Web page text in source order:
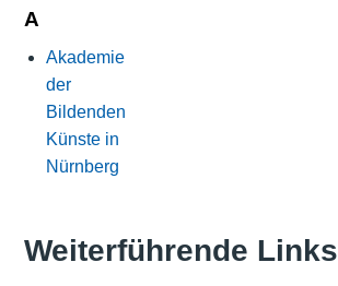
A
Akademie
der
Bildenden
Künste in
Nürnberg
Weiterführende Links